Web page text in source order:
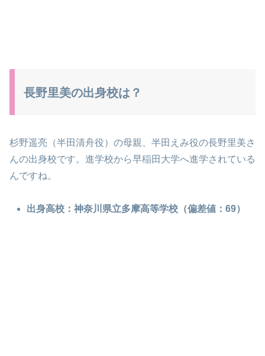
長野里美の出身校は？
杉野遥亮（半田清舟役）の母親、半田えみ役の長野里美さ
んの出身校です。進学校から早稲田大学へ進学されている
んですね。
出身高校：神奈川県立多摩高等学校（偏差値：69）